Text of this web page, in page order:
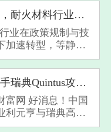
信号，叠加生态
标准即将实
政策与技术双驱，耐火材料行业迎升级拐点
业在政策规制与技
加速转型，等静压
突破关键。生态环
2025 强制排放
明确 2026 年起新
物排放，倒逼行业
重磅！利元亨联手瑞典Quintus攻关固态电池设备，续航1200公里电动车要来了？
富网 好消息！中国
利元亨与瑞典高压
AB正式